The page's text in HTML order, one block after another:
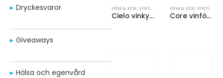
Dryckesvaror
Giveaways
Hälsa och egenvård
HEM & KÖK,VINTILLBEHÖR
Cielo vinkylare i rostfritt stål med dubbla väggar
HEM & KÖK,VINTILLBEHÖR
Core vinförslutare